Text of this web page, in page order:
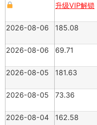
升级VIP解锁
2026-08-06
185.08
2026-08-06
69.71
2026-08-05
181.63
2026-08-05
73.36
2026-08-04
162.58